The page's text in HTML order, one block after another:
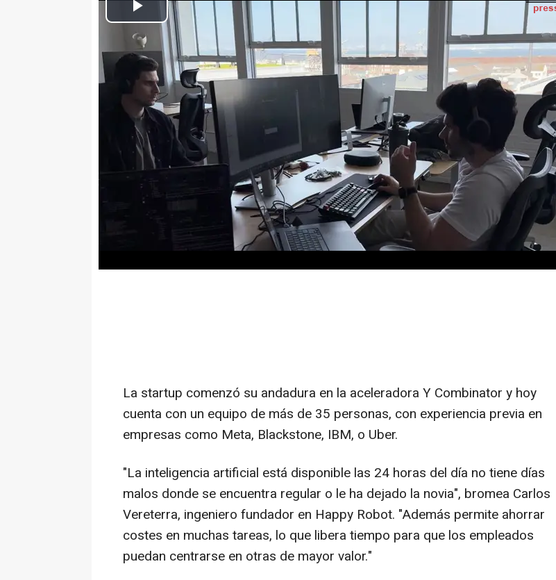
Europa Press Castilla-La Mancha
Actualizado: miércoles, 7 mayo 2025 22:02 Abrir opciones para compartir
Seguir en
GUADALAJARA 26 Abr. (EUROPA PRESS) -
HappyRobot, una startup con raíces en Guadalajara y sede en San
Francisco, está "revolucionando" la forma en que las empresas gestionan
sus llamadas con Inteligencia Artificial en Silicon Valley. La compañía ya
presta servicio a unas 70 empresas que, en conjunto, facturan más de
200.000 millones de dólares, a las que ayudan a mejorar la eficiencia
operativa y liberar tiempo para que los equipos humanos puedan centrarse
en tareas de mayor valor añadido.
La startup comenzó su andadura en la aceleradora Y Combinator y hoy
cuenta con un equipo de más de 35 personas, con experiencia previa en
empresas como Meta, Blackstone, IBM, o Uber.
"La inteligencia artificial está disponible las 24 horas del día no tiene días
malos donde se encuentra regular o le ha dejado la novia", bromea Carlos
Vereterra, ingeniero fundador en Happy Robot. "Además permite ahorrar
costes en muchas tareas, lo que libera tiempo para que los empleados
puedan centrarse en otras de mayor valor."